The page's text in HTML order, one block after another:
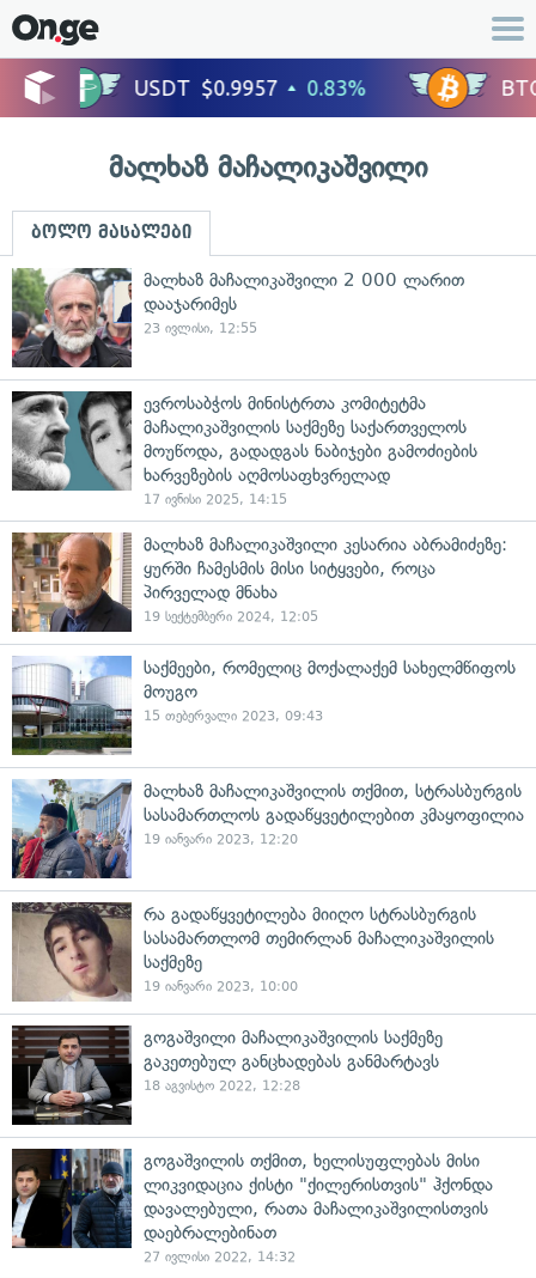
მალხაზ მაჩალიკაშვილი
ბოლო მასალები
მალხაზ მაჩალიკაშვილი 2 000 ლარით
დააჯარიმეს
23 ივლისი, 12:55
ევროსაბჭოს მინისტრთა კომიტეტმა
მაჩალიკაშვილის საქმეზე საქართველოს
მოუწოდა, გადადგას ნაბიჯები გამოძიების
ხარვეზების აღმოსაფხვრელად
17 ივნისი 2025, 14:15
მალხაზ მაჩალიკაშვილი კესარია აბრამიძეზე:
ყურში ჩამესმის მისი სიტყვები, როცა
პირველად მნახა
19 სექტემბერი 2024, 12:05
საქმეები, რომელიც მოქალაქემ სახელმწიფოს
მოუგო
15 თებერვალი 2023, 09:43
მალხაზ მაჩალიკაშვილის თქმით, სტრასბურგის
სასამართლოს გადაწყვეტილებით კმაყოფილია
19 იანვარი 2023, 12:20
რა გადაწყვეტილება მიიღო სტრასბურგის
სასამართლომ თემირლან მაჩალიკაშვილის
საქმეზე
19 იანვარი 2023, 10:00
გოგაშვილი მაჩალიკაშვილის საქმეზე
გაკეთებულ განცხადებას განმარტავს
18 აგვისტო 2022, 12:28
გოგაშვილის თქმით, ხელისუფლებას მისი
ლიკვიდაცია ქისტი "ქილერისთვის" ჰქონდა
დავალებული, რათა მაჩალიკაშვილისთვის
დაებრალებინათ
27 ივლისი 2022, 14:32